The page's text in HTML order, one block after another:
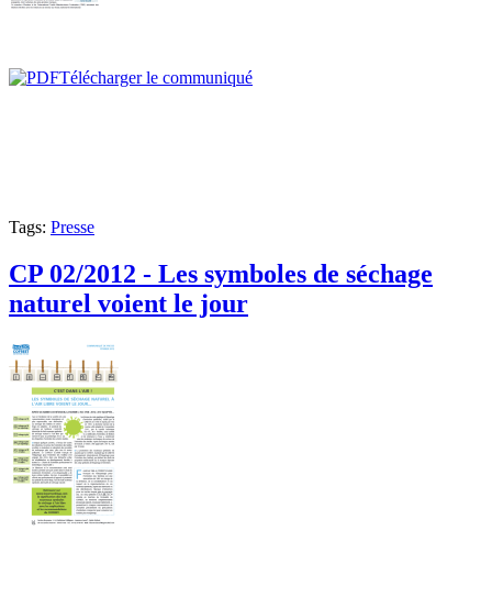
Télécharger le communiqué
Tags: Presse
CP 02/2012 - Les symboles de séchage
naturel voient le jour